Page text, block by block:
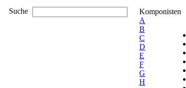
Suche
Komponisten
A
B
C
D
E
F
G
H